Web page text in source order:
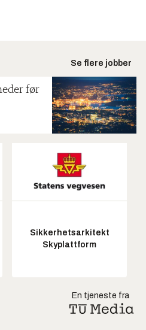
Se flere jobber
før
Sikkerhetsarkitekt
Skyplattform
En tjeneste fra